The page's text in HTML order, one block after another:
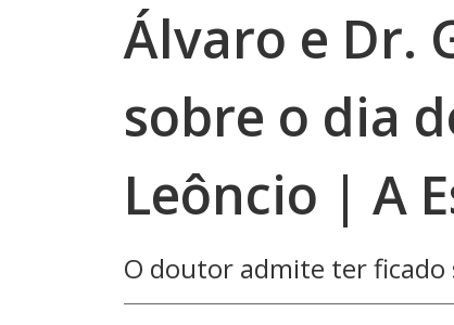
Álvaro e Dr.
sobre o dia
Leôncio | A
O doutor admite ter ficado